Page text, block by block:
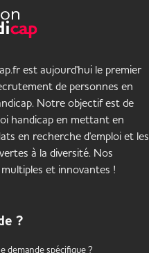
est aujourd'hui le premier
de personnes en
Notre objectif est de
handicap en mettant en
en recherche d'emploi et les
à la diversité. Nos
et innovantes !
?
demande spécifique ?